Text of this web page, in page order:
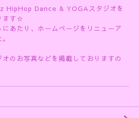
HipHop Dance & YOGAスタジオを
ます☆
あたり、ホームページをリニューア
のお写真などを掲載しておりますの